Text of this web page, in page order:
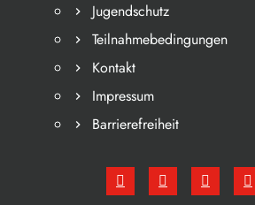
Jugendschutz
Teilnahmebedingungen
Kontakt
Impressum
Barrierefreiheit